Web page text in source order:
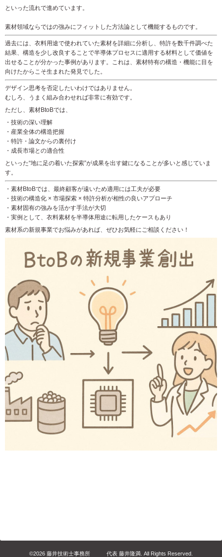
といった流れで進めています。
素材領域ならではの強みにフィットした方法論として機能するものです。
過去には、衣料用途で使われていた素材を詳細に分析し、特許を数千件調べた
結果、構造を少し改良することで半導体プロセスに適用する材料として価値を
出せることが分かった事例があります。これは、素材特有の構造・機能に目を
向けたからこそ生まれた発見でした。
デザイン思考を否定したいわけではありません。
むしろ、うまく組み合わせれば非常に有効です。
ただし、素材BtoBでは、
・技術の深い理解
・産業全体の構造把握
・特許・論文からの裏付け
・成長市場との適合性
といった“地に足の着いた探索”が成果を出す鍵になることが多いと感じていま
す。
・素材BtoBでは、最終顧客が遠いため適用には工夫が必要
・技術の構造化 × 市場探索 × 特許分析が相性の良いアプローチ
・素材固有の強みを活かす手法が大切
・実例として、衣料素材を半導体用途に転用したケースもあり
素材系の新規事業でお悩みがあれば、ぜひお気軽にご相談ください！
©2026 藤井技術士事務所 代表 藤井隆満 . All Rights Reserved.